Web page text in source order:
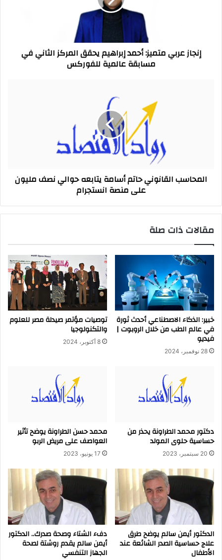
مسابقةإنجاز عربي متميز: أحمد إبراهيم يحقق المركز الثاني في
مسابقة عالمية للفوركس
منصة
المحاسب القانوني حاتم أسامة يتابعه حوالي نصف مليون
على منصة انستجرام
مقالات ذات صلة
خبير: الذكاء الاصطناعي أحدث ثورة
في عالم الطب من خلال الروبوت |
فيديو
28 نوفمبر، 2024
توصيات مؤتمر صيدلة مصر للعلوم
والتكنولوجيا
8 أكتوبر، 2024
دكتور محمد الطراونة يحذر من
حساسية حلوى المولد
20 سبتمبر، 2023
محمد حسن الطراونة يوضح تأثير
العواصف على مريض الربو
17 يونيو، 2023
الدكتور أيمن سالم يوضح طرق
علاج حساسية الصدر الشائعة عند
الأطفال
دفء الشتاء وصحة صدرك.. الدكتور
أيمن سالم يقدم روشتة لصحة
الجهاز التنفسي